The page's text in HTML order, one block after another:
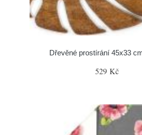
Dřevěné prostírání 45x33
529 Kč